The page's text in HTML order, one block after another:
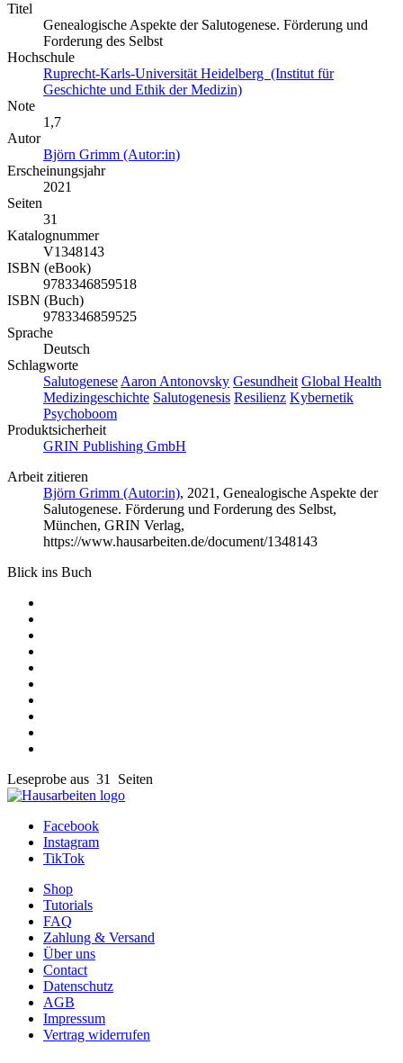
Titel
Genealogische Aspekte der Salutogenese. Förderung und
Forderung des Selbst
Hochschule
Ruprecht-Karls-Universität Heidelberg (Institut für
Geschichte und Ethik der Medizin)
Note
1,7
Autor
Björn Grimm (Autor:in)
Erscheinungsjahr
2021
Seiten
31
Katalognummer
V1348143
ISBN (eBook)
9783346859518
ISBN (Buch)
9783346859525
Sprache
Deutsch
Schlagworte
Salutogenese Aaron Antonovsky Gesundheit Global Health
Medizingeschichte Salutogenesis Resilienz Kybernetik
Psychoboom
Produktsicherheit
GRIN Publishing GmbH
Arbeit zitieren
Björn Grimm (Autor:in), 2021, Genealogische Aspekte der
Salutogenese. Förderung und Forderung des Selbst,
München, GRIN Verlag,
https://www.hausarbeiten.de/document/1348143
Blick ins Buch
Leseprobe aus 31 Seiten
Facebook
Instagram
TikTok
Shop
Tutorials
FAQ
Zahlung & Versand
Über uns
Contact
Datenschutz
AGB
Impressum
Vertrag widerrufen